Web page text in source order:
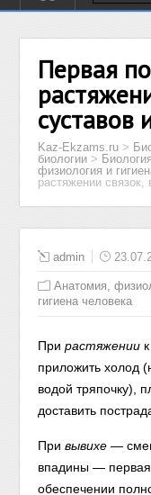
Первая
суставов
Kaz-Ekzams.ru >
биологии >
физиология и
растяжении
admin
Анатомия,
гигиена человека
Прирастяжении
приложить холод
водой тряпочку),
доставить
Привывихе —
впадины —
обеспечении